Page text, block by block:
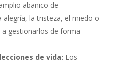
abanico de
la tristeza, el miedo o
gestionarlos de forma
de vida: Los